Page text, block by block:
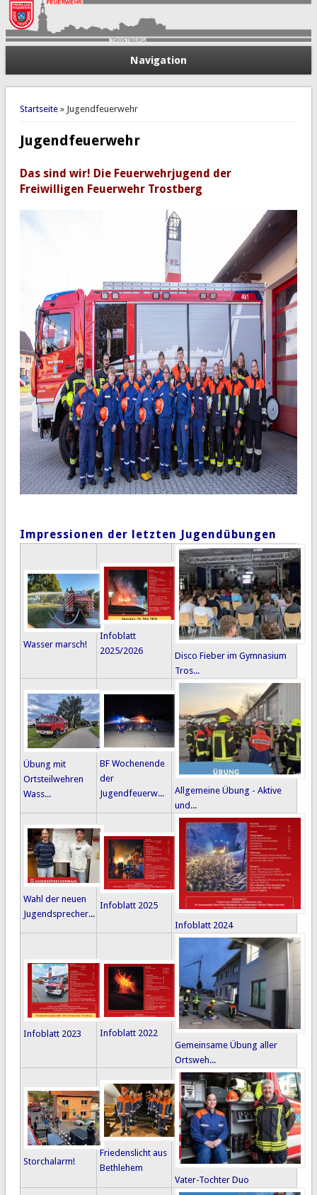
Navigation
Sie sind hier
Startseite» Jugendfeuerwehr
Jugendfeuerwehr
Das sind wir! Die Feuerwehrjugend der
Freiwilligen Feuerwehr Trostberg
Impressionen der letzten Jugendübungen
Wasser marsch!
Infoblatt
2025/2026
Disco Fieber im Gymnasium
Tros...
Übung mit
Ortsteilwehren
Wass...
BF Wochenende
der
Jugendfeuerw...
Allgemeine Übung - Aktive
und...
Wahl der neuen
Jugendsprecher...
Infoblatt 2025
Infoblatt 2024
Infoblatt 2023
Infoblatt 2022
Gemeinsame Übung aller
Ortsweh...
Storchalarm!
Friedenslicht aus
Bethlehem
Vater-Tochter Duo